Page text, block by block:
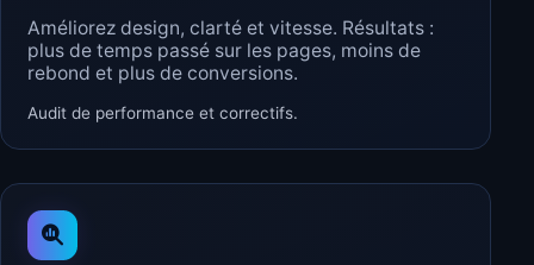
Améliorez design, clarté et vitesse. Résultats :
plus de temps passé sur les pages, moins de
rebond et plus de conversions.
Audit de performance et correctifs.